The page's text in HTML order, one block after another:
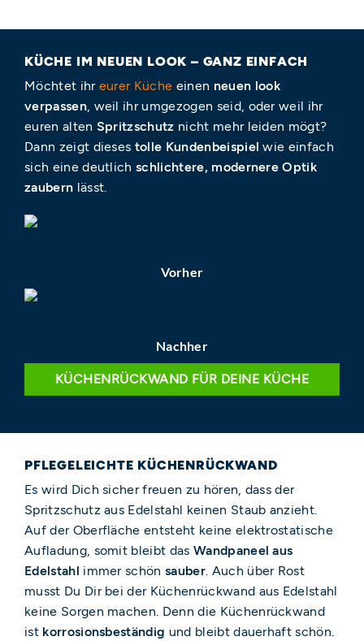
KÜCHE IM NEUEN LOOK – GANZ EINFACH
Möchtet ihreurer Küche einen neuen look
verpassen, weil ihr umgezogen seid, oder weil ihr
euren alten Spritzschutz nicht mehr leiden mögt?
Dann zeigt dieses tolle Kundenbeispiel wie einfach
sich eine deutlichschlichtere, modernere Optik
zaubern lässt.
Vorher
Nachher
KÜCHENRÜCKWAND FÜR DEINE KÜCHE
PFLEGELEICHTE KÜCHENRÜCKWAND
Es wird Dich sicher freuen zu hören, dass der
Spritzschutz aus Edelstahl keinen Staub anzieht.
Auf der Oberfläche entsteht keine elektrostatische
Aufladung, somit bleibt das Wandpaneel aus
Edelstahl immer schönsauber. Auch über Rost
musst Du Dir bei der Küchenrückwand aus Edelstahl
keine Sorgen machen. Denn die Küchenrückwand
ist korrosionsbeständig und bleibt dauerhaft schön.